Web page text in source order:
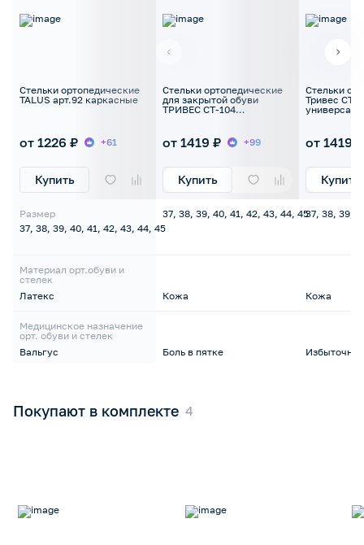
Стельки ортопедические
TALUS арт.92 каркасные
от 1226 ₽ +61
Купить
Размер
37, 38, 39, 40, 41, 42, 43, 44, 45
Материал орт.обуви и
стелек
Латекс
Медицинское назначение
орт. обуви и стелек
Вальгус
Стельки ортопедические
для закрытой обуви
ТРИВЕС СТ-104
от 1419 ₽ +99
Купить
37, 38, 39, 40, 41, 42, 43, 44, 45
Кожа
Боль в пятке
Стельки
Тривес СТ-
от 1419 ₽
Купить
37, 38, 39,
Кожа
Покупают в комплекте